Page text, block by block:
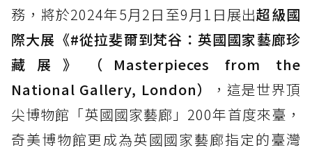
務，將於2024年5月2日至9月1日展出超級國
際大展《#從拉斐爾到梵谷：英國國家藝廊珍
藏展》（Masterpieces from the
National Gallery, London）
，這是世界頂
尖博物館「英國國家藝廊」200年首度來臺，
奇美博物館更成為英國國家藝廊指定的臺灣